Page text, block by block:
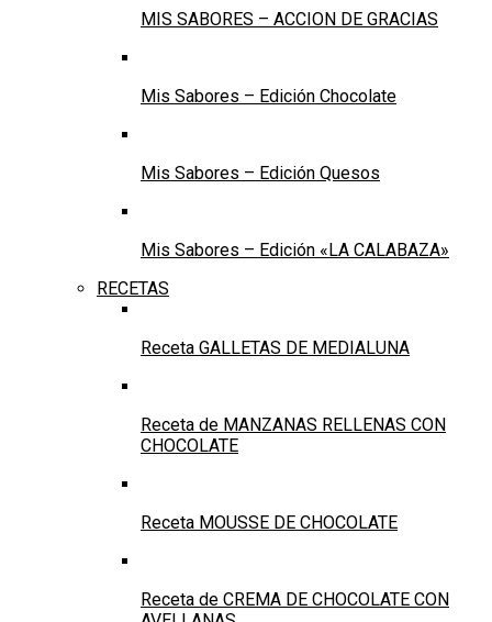
MIS SABORES – ACCION DE GRACIAS
Mis Sabores – Edición Chocolate
Mis Sabores – Edición Quesos
Mis Sabores – Edición «LA CALABAZA»
RECETAS
Receta GALLETAS DE MEDIALUNA
Receta de MANZANAS RELLENAS CON
CHOCOLATE
Receta MOUSSE DE CHOCOLATE
Receta de CREMA DE CHOCOLATE CON